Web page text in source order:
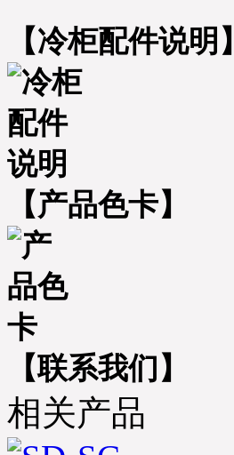
【冷柜配件说明】
【产品色卡】
【联系我们】
相关产品